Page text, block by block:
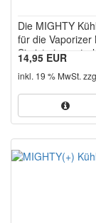
Die MIGHTY
für die Vaporizer
Sie ist ein
und sorgt dafür,
Mundstück
14,95 EUR
inkl. 19 % MwSt.